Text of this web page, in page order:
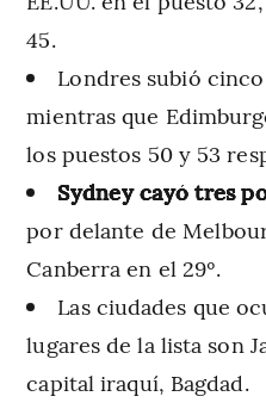
45.
Londres subió
mientras que
los puestos 50 y 53
Sydney cayó tres
por delante de
Canberra en el 29º.
Las ciudades que
lugares de la lista son
capital iraquí, Bagdad.